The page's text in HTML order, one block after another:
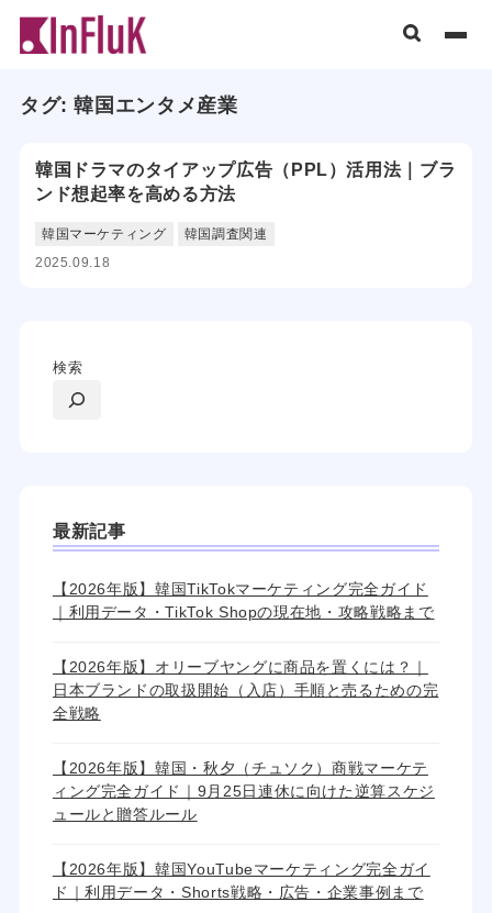
タグ:韓国エンタメ産業
韓国ドラマのタイアップ広告（PPL）活用法｜ブラ
ンド想起率を高める方法
韓国マーケティング
韓国調査関連
2025.09.18
検索
最新記事
【2026年版】韓国TikTokマーケティング完全ガイド
｜利用データ・TikTok Shopの現在地・攻略戦略まで
【2026年版】オリーブヤングに商品を置くには？｜
日本ブランドの取扱開始（入店）手順と売るための完
全戦略
【2026年版】韓国・秋夕（チュソク）商戦マーケテ
ィング完全ガイド｜9月25日連休に向けた逆算スケジ
ュールと贈答ルール
【2026年版】韓国YouTubeマーケティング完全ガイ
ド｜利用データ・Shorts戦略・広告・企業事例まで